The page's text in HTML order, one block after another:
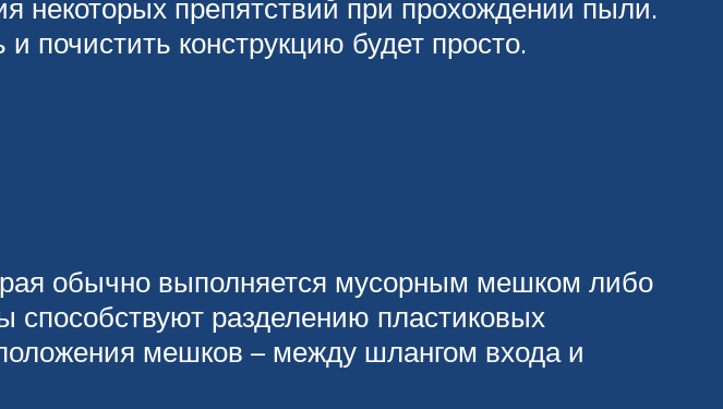
некоторых препятствий при прохождении пыли.
почистить конструкцию будет просто.
обычно выполняется мусорным мешком либо
способствуют разделению пластиковых
мешков – между шлангом входа и